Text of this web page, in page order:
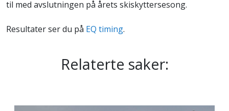
til med avslutningen på årets skiskyttersesong.
Resultater ser du på EQ timing.
Relaterte saker: